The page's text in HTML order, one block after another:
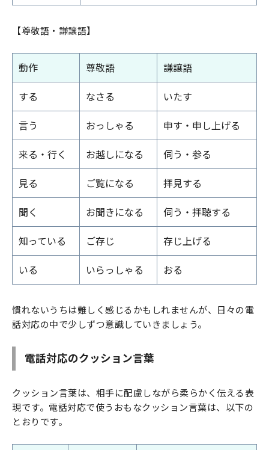
【尊敬語・謙譲語】
動作 尊敬語
謙譲語
する
なさる
いたす
言う
おっしゃる
申す・申し上げる
来る・行く
お越しになる
伺う・参る
見る
ご覧になる
拝見する
聞く
お聞きになる
伺う・拝聴する
知っている
ご存じ
存じ上げる
いる
いらっしゃる おる
慣れないうちは難しく感じるかもしれませんが、日々の電
話対応の中で少しずつ意識していきましょう。
電話対応のクッション言葉
クッション言葉は、相手に配慮しながら柔らかく伝える表
現です。電話対応で使うおもなクッション言葉は、以下の
とおりです。